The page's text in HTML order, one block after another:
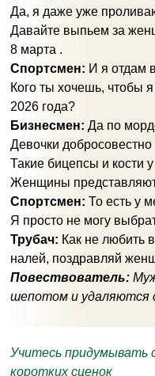
Да, я даже уже
Давайте выпьем за
8 марта .
Спортсмен: И я отдам
Кого ты хочешь, чтобы
2026 года?
Бизнесмен: Да по
Девочки
Такие бицепсы и кости
Женщины представляют
Спортсмен: То есть у
Я просто не могу
Трубач: Как не любить
налей, поздравляй
Повествователь:
шепотом и удаляются
Учитесь придумывать
коротких сценок